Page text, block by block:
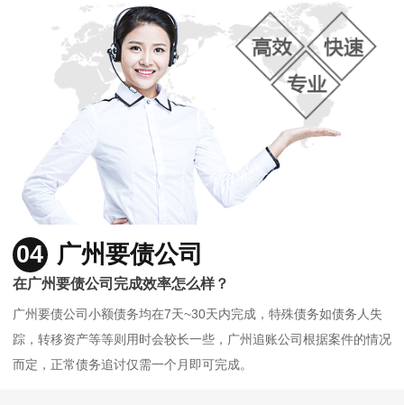
04 广州要债公司
在广州要债公司完成效率怎么样？
广州要债公司小额债务均在7天~30天内完成，特殊债务如债务人失
踪，转移资产等等则用时会较长一些，广州追账公司根据案件的情况
而定，正常债务追讨仅需一个月即可完成。